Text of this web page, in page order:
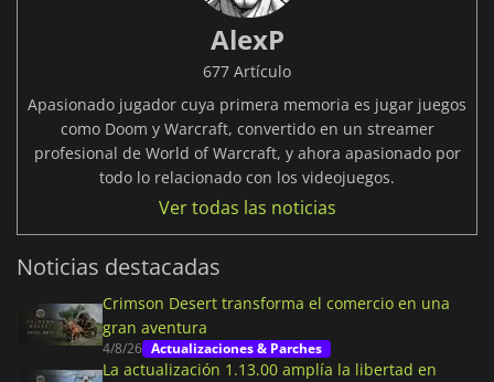
AlexP
677 Artículo
Apasionado jugador cuya primera memoria es jugar juegos
como Doom y Warcraft, convertido en un streamer
profesional de World of Warcraft, y ahora apasionado por
todo lo relacionado con los videojuegos.
Ver todas las noticias
Noticias destacadas
Crimson Desert transforma el comercio en una
gran aventura
4/8/26 Actualizaciones & Parches
La actualización 1.13.00 amplía la libertad en